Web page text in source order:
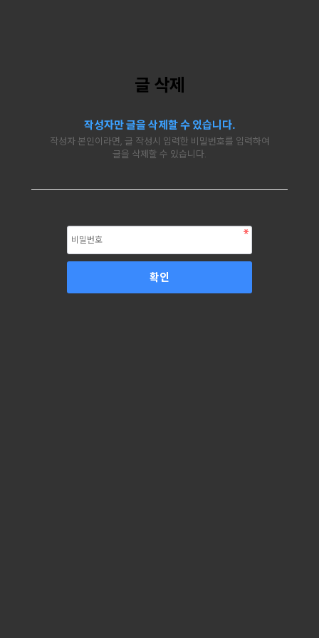
글 삭제
작성자만 글을 삭제할 수 있습니다.
작성자 본인이라면, 글 작성시 입력한 비밀번호를 입력하여
글을 삭제할 수 있습니다.